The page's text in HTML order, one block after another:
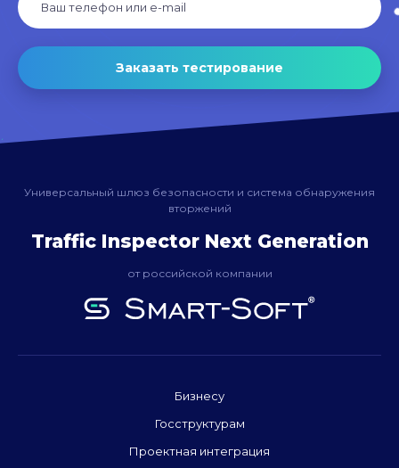
Заказать тестирование
Универсальный шлюз безопасности и система обнаружения
вторжений
Traffic Inspector Next Generation
от российской компании
Бизнесу
Госструктурам
Проектная интеграция